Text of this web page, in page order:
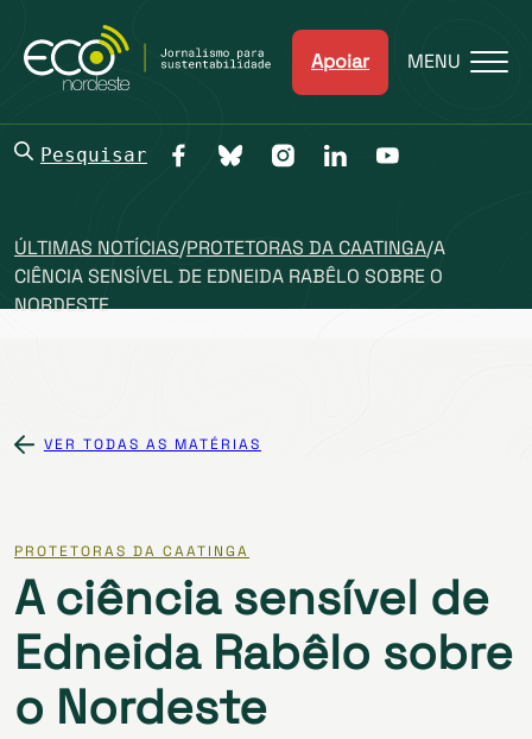
Apoiar MENU
Pesquisar
ÚLTIMAS NOTÍCIAS/PROTETORAS DA CAATINGA/A
CIÊNCIA SENSÍVEL DE EDNEIDA RABÊLO SOBRE O
NORDESTE
VER TODAS AS MATÉRIAS
PROTETORAS DA CAATINGA
A ciência sensível de
Edneida Rabêlo sobre
o Nordeste